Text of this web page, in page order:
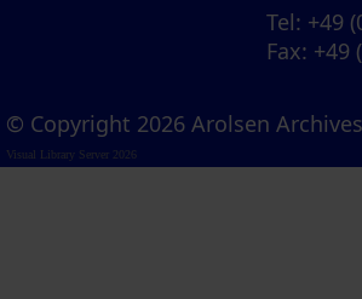
Tel: +49
Fax: +49
© Copyright 2026 Arolsen Archives
Visual Library Server 2026